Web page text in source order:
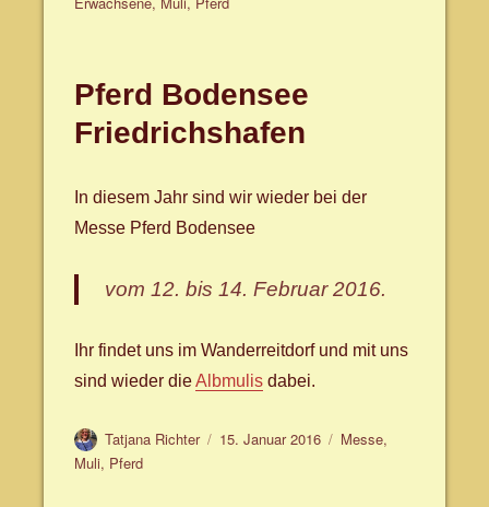
Pferd Bodensee
Friedrichshafen
In diesem Jahr sind wir wieder bei der
Messe Pferd Bodensee
vom 12. bis 14. Februar 2016.
Ihr findet uns im Wanderreitdorf und mit uns
sind wieder dieAlbmulis dabei.
Autor
Tatjana Richter
Veröffentlicht
15. Januar 2016 Schlagwörter
Messe,
Muli, Pferd